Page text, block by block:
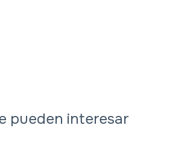
pueden interesar